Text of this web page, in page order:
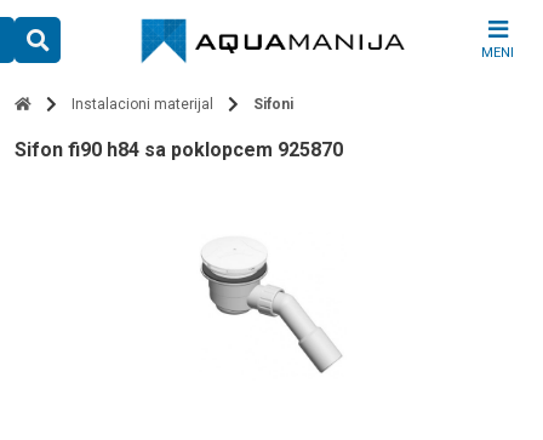
content
MENI
Instalacioni materijal Sifoni
sifon fi90 h84 sa poklopcem 925870